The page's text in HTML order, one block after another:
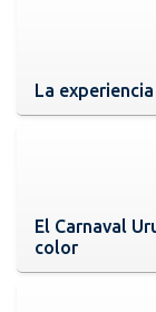
La
El Carnaval
color